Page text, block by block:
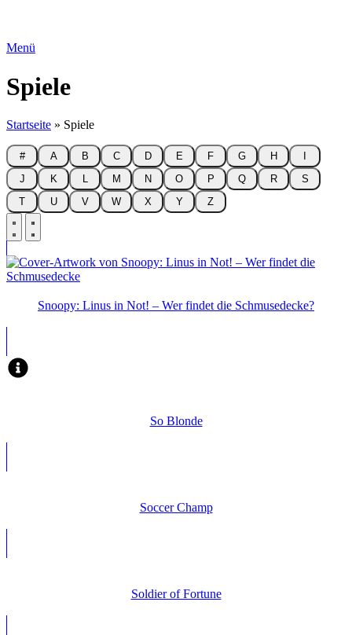
Menü
Spiele
Startseite » Spiele
# A B C D E F G H
J
K M N O P Q R
S
T
U V W X Y Z
Snoopy: Linus in Not! – Wer findet die Schmusedecke?
So Blonde
Soccer Champ
Soldier of Fortune